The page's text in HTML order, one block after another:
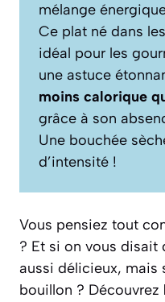
mélange
Ce plat né dans
idéal pour les
une astuce
moins calorique
grâce à son
Une bouchée
d’intensité !
Vous pensiez tout
? Et si on vous disait
aussi délicieux, mais
bouillon ? Découvrez